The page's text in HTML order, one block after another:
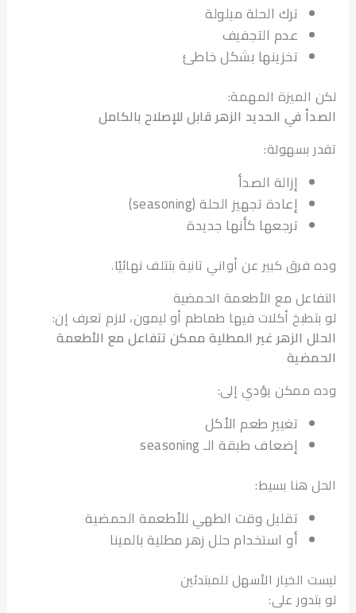
ترك الحلة مبلولة
عدم التجفيف
تخزينها بشكل خاطئ
المهمة:
في الحديد الزهر قابل للإصلاح بالكامل
بسهولة:
إزالة الصدأ
إعادة تجهيز الحلة (seasoning)
ترجعها كأنها جديدة
كبير عن أواني تانية بتتلف نهائيًا.
مع الأطعمة الحمضية
أكلات فيها طماطم أو ليمون، لازم تعرف إن:
الزهر غير المطلية ممكن تتفاعل مع الأطعمة
يؤدي إلى:
تغيير طعم الأكل
إضعاف طبقة الـ seasoning
هنا بسيط:
تقليل وقت الطهي للأطعمة الحمضية
أو استخدام حلل زهر مطلية بالمينا
الخيار الأسهل للمبتدئين
على: